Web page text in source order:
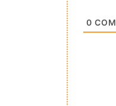
0